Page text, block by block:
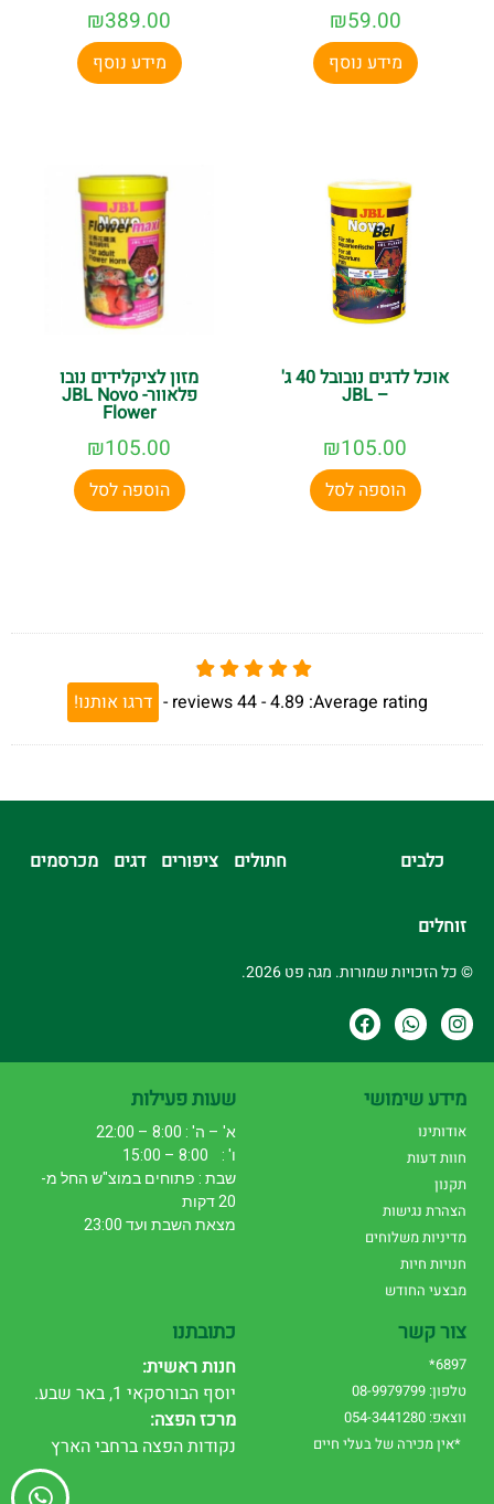
₪59.00
מידע נוסף
₪389.00
מידע נוסף
אוכל לדגים נובובל 40 ג'
– JBL
₪105.00
הוספה לסל
מזון לציקלידים נובו
פלאוור- JBL Novo
Flower
₪105.00
הוספה לסל
Average rating:
4.89 -
44
reviews
- דרגו אותנו!
כלבים חתולים ציפורים דגים מכרסמים
זוחלים
© כל הזכויות שמורות. מגה פט 2026.
מידע שימושי
אודותינו
חוות דעות
תקנון
הצהרת נגישות
מדיניות משלוחים
חנויות חיות
מבצעי החודש
שעות פעילות
א' – ה' : 8:00 – 22:00
ו' : 8:00 – 15:00
שבת : פתוחים במוצ"ש החל מ-
20 דקות
מצאת השבת ועד 23:00
צור קשר
6897*
טלפון: 08-9979799
ווצאפ: 054-3441280
*אין מכירה של בעלי חיים
כתובתנו
חנות ראשית:
יוסף הבורסקאי 1, באר שבע.
מרכז הפצה:
נקודות הפצה ברחבי הארץ